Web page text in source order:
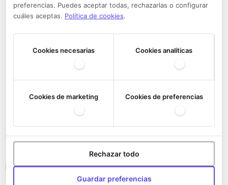
Bandoleras del Athletic Club
preferencias. Puedes aceptar todas, rechazarlas o configurar
cuáles aceptas. Política de cookies.
Cookies necesarias Cookies analíticas
Cookies de marketing Cookies de preferencias
Rechazar todo
Guardar preferencias